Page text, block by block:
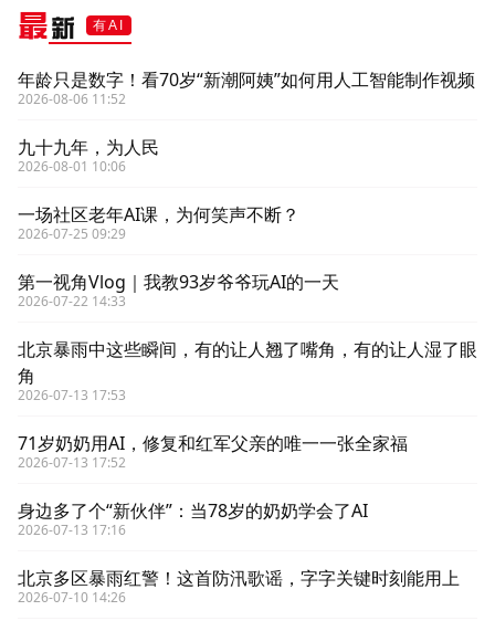
最新 有AI
年龄只是数字！看70岁“新潮阿姨”如何用人工智能制作视频
2026-08-06 11:52
九十九年，为人民
2026-08-01 10:06
一场社区老年AI课，为何笑声不断？
2026-07-25 09:29
第一视角Vlog｜我教93岁爷爷玩AI的一天
2026-07-22 14:33
北京暴雨中这些瞬间，有的让人翘了嘴角，有的让人湿了眼
角
2026-07-13 17:53
71岁奶奶用AI，修复和红军父亲的唯一一张全家福
2026-07-13 17:52
身边多了个“新伙伴”：当78岁的奶奶学会了AI
2026-07-13 17:16
北京多区暴雨红警！这首防汛歌谣，字字关键时刻能用上
2026-07-10 14:26